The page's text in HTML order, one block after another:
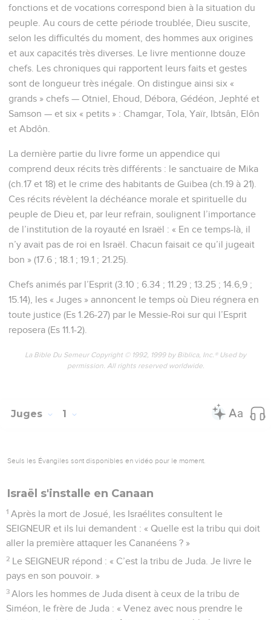
fonctions et de vocations correspond bien à la situation du
peuple. Au cours de cette période troublée, Dieu suscite,
selon les difficultés du moment, des hommes aux origines
et aux capacités très diverses. Le livre mentionne douze
chefs. Les chroniques qui rapportent leurs faits et gestes
sont de longueur très inégale. On distingue ainsi six «
grands » chefs — Otniel, Ehoud, Débora, Gédéon, Jephté et
Samson — et six « petits » : Chamgar, Tola, Yaïr, Ibtsân, Elôn
et Abdôn.
La dernière partie du livre forme un appendice qui
comprend deux récits très différents : le sanctuaire de Mika
(ch.17 et 18) et le crime des habitants de Guibea (ch.19 à 21).
Ces récits révèlent la déchéance morale et spirituelle du
peuple de Dieu et, par leur refrain, soulignent l’importance
de l’institution de la royauté en Israël : « En ce temps-là, il
n’y avait pas de roi en Israël. Chacun faisait ce qu’il jugeait
bon » (17.6 ; 18.1 ; 19.1 ; 21.25).
Chefs animés par l’Esprit (3.10 ; 6.34 ; 11.29 ; 13.25 ; 14.6,9 ;
15.14), les « Juges » annoncent le temps où Dieu régnera en
toute justice (Es 1.26-27) par le Messie-Roi sur qui l’Esprit
reposera (Es 11.1-2).
La Bible Du Semeur Copyright © 1992, 1999 by Biblica, Inc.® Used by
permission. All rights reserved worldwide.
Juges 1
Seuls les Évangiles sont disponibles en vidéo pour le moment.
Israël s'installe en Canaan
1 Après la mort de Josué, les Israélites consultent le
SEIGNEUR et ils lui demandent : « Quelle est la tribu qui doit
aller la première attaquer les Cananéens ? »
2 Le SEIGNEUR répond : « C’est la tribu de Juda. Je livre le
pays en son pouvoir. »
3 Alors les hommes de Juda disent à ceux de la tribu de
Siméon, le frère de Juda : « Venez avec nous prendre le